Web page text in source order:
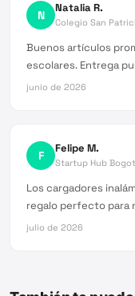
N Natalia R.
Colegio San
Buenos artículos
escolares. Entrega
junio de 2026
F Felipe M.
Startup Hub
Los cargadores
regalo perfecto para
julio de 2026